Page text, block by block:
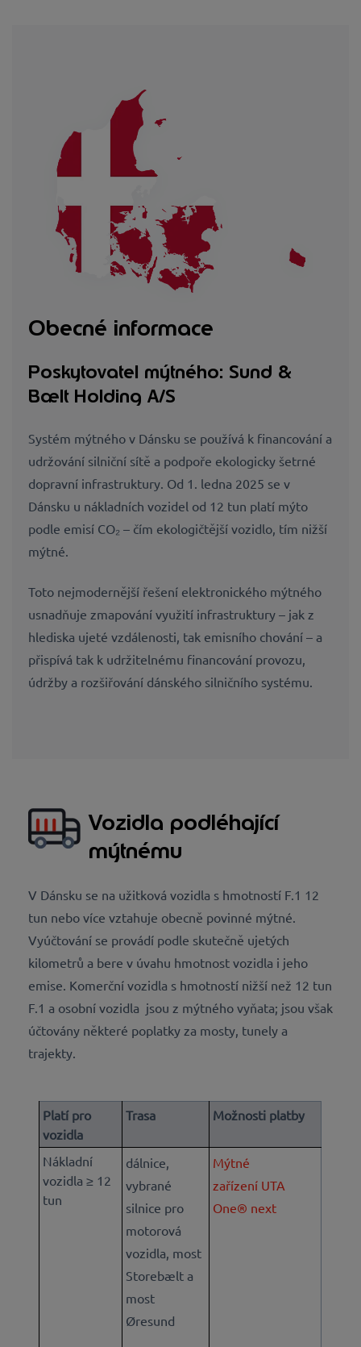
Obecné informace
Poskytovatel mýtného: Sund &
Bælt Holding A/S
Systém mýtného v Dánsku se používá k financování a
udržování silniční sítě a podpoře ekologicky šetrné
dopravní infrastruktury. Od 1. ledna 2025 se v
Dánsku u nákladních vozidel od 12 tun platí mýto
podle emisí CO₂ – čím ekologičtější vozidlo, tím nižší
mýtné.
Toto nejmodernější řešení elektronického mýtného
usnadňuje zmapování využití infrastruktury – jak z
hlediska ujeté vzdálenosti, tak emisního chování – a
přispívá tak k udržitelnému financování provozu,
údržby a rozšiřování dánského silničního systému.
Vozidla podléhající
mýtnému
V Dánsku se na užitková vozidla s hmotností F.1 12
tun nebo více vztahuje obecně povinné mýtné.
Vyúčtování se provádí podle skutečně ujetých
kilometrů a bere v úvahu hmotnost vozidla i jeho
emise. Komerční vozidla s hmotností nižší než 12 tun
F.1 a osobní vozidla jsou z mýtného vyňata; jsou však
účtovány některé poplatky za mosty, tunely a
trajekty.
Platí pro
vozidla
Trasa Možnosti platby
Nákladní
vozidla ≥ 12
tun
dálnice,
vybrané
silnice pro
motorová
vozidla, most
Storebælt a
most
Øresund
Mýtné
zařízení UTA
One® next